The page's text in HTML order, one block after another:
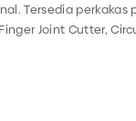
Tersedia
Joint Cutter,